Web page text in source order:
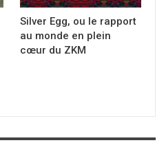
Silver Egg, ou le rapport
au monde en plein
cœur du ZKM